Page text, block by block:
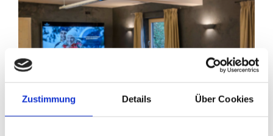
Zustimmung Details Über Cookies